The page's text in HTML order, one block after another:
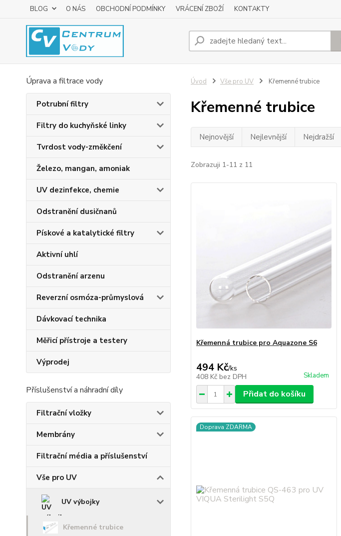
BLOG O NÁS OBCHODNÍ PODMÍNKY VRÁCENÍ ZBOŽÍ KONTAKTY
Úprava a filtrace vody
Potrubní filtry
Filtry do kuchyňské linky
Tvrdost vody-změkčení
Železo, mangan, amoniak
UV dezinfekce, chemie
Odstranění dusičnanů
Pískové a katalytické filtry
Aktivní uhlí
Odstranění arzenu
Reverzní osmóza-průmyslová
Dávkovací technika
Měřicí přístroje a testery
Výprodej
Příslušenství a náhradní díly
Filtrační vložky
Membrány
Filtrační média a příslušenství
Vše pro UV
UV výbojky
Křemenné trubice
Úvod Vše pro UV Křemenné trubice
Křemenné trubice
Nejnovější Nejlevnější Nejdražší
Zobrazuji 1-11 z 11
Křemenná trubice pro Aquazone S6
494 Kč/ks
408 Kč bez DPH Skladem
Přidat do košíku
Doprava ZDARMA